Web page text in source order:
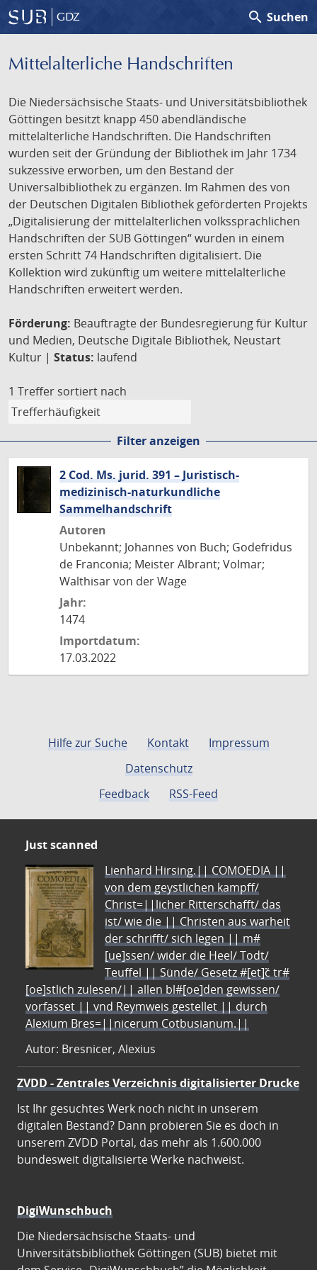
GDZ search Suchen
Mittelalterliche Handschriften
Die Niedersächsische Staats- und Universitätsbibliothek
Göttingen besitzt knapp 450 abendländische
mittelalterliche Handschriften. Die Handschriften
wurden seit der Gründung der Bibliothek im Jahr 1734
sukzessive erworben, um den Bestand der
Universalbibliothek zu ergänzen. Im Rahmen des von
der Deutschen Digitalen Bibliothek geförderten Projekts
„Digitalisierung der mittelalterlichen volkssprachlichen
Handschriften der SUB Göttingen“ wurden in einem
ersten Schritt 74 Handschriften digitalisiert. Die
Kollektion wird zukünftig um weitere mittelalterliche
Handschriften erweitert werden.
Förderung: Beauftragte der Bundesregierung für Kultur
und Medien, Deutsche Digitale Bibliothek, Neustart
Kultur | Status: laufend
1 Treffer sortiert nach
Filter anzeigen
2 Cod. Ms. jurid. 391 – Juristisch-
medizinisch-naturkundliche
Sammelhandschrift
Autoren
Unbekannt; Johannes von Buch; Godefridus
de Franconia; Meister Albrant; Volmar;
Walthisar von der Wage
Jahr:
1474
Importdatum:
17.03.2022
Hilfe zur Suche Kontakt
Impressum
Datenschutz
Feedback
RSS-Feed
Just scanned
Lienhard Hirsing.|| COMOEDIA ||
von dem geystlichen kampff/
Christ=||licher Ritterschafft/ das
ist/ wie die || Christen aus warheit
der schrifft/ sich legen || m#
[ue]ssen/ wider die Heel/ Todt/
Teuffel || Sünde/ Gesetz #[et]c̃ tr#
[oe]stlich zulesen/|| allen bl#[oe]den gewissen/
vorfasset || vnd Reymweis gestellet || durch
Alexium Bres=||nicerum Cotbusianum.||
Autor: Bresnicer, Alexius
ZVDD - Zentrales Verzeichnis digitalisierter Drucke
Ist Ihr gesuchtes Werk noch nicht in unserem
digitalen Bestand? Dann probieren Sie es doch in
unserem ZVDD Portal, das mehr als 1.600.000
bundesweit digitalisierte Werke nachweist.
DigiWunschbuch
Die Niedersächsische Staats- und
Universitätsbibliothek Göttingen (SUB) bietet mit